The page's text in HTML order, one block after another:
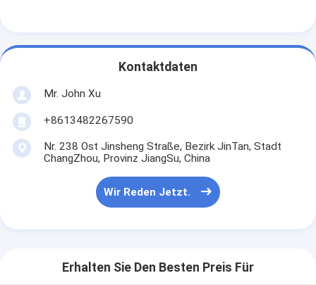
Doppeltes versah lamellierende Maschine mit Seiten
Laminierungs-Maschinen-Teile
Kontaktdaten
Mr. John Xu
+8613482267590
Nr. 238 Ost Jinsheng Straße, Bezirk JinTan, Stadt
ChangZhou, Provinz JiangSu, China
Wir Reden Jetzt.
Erhalten Sie Den Besten Preis Für